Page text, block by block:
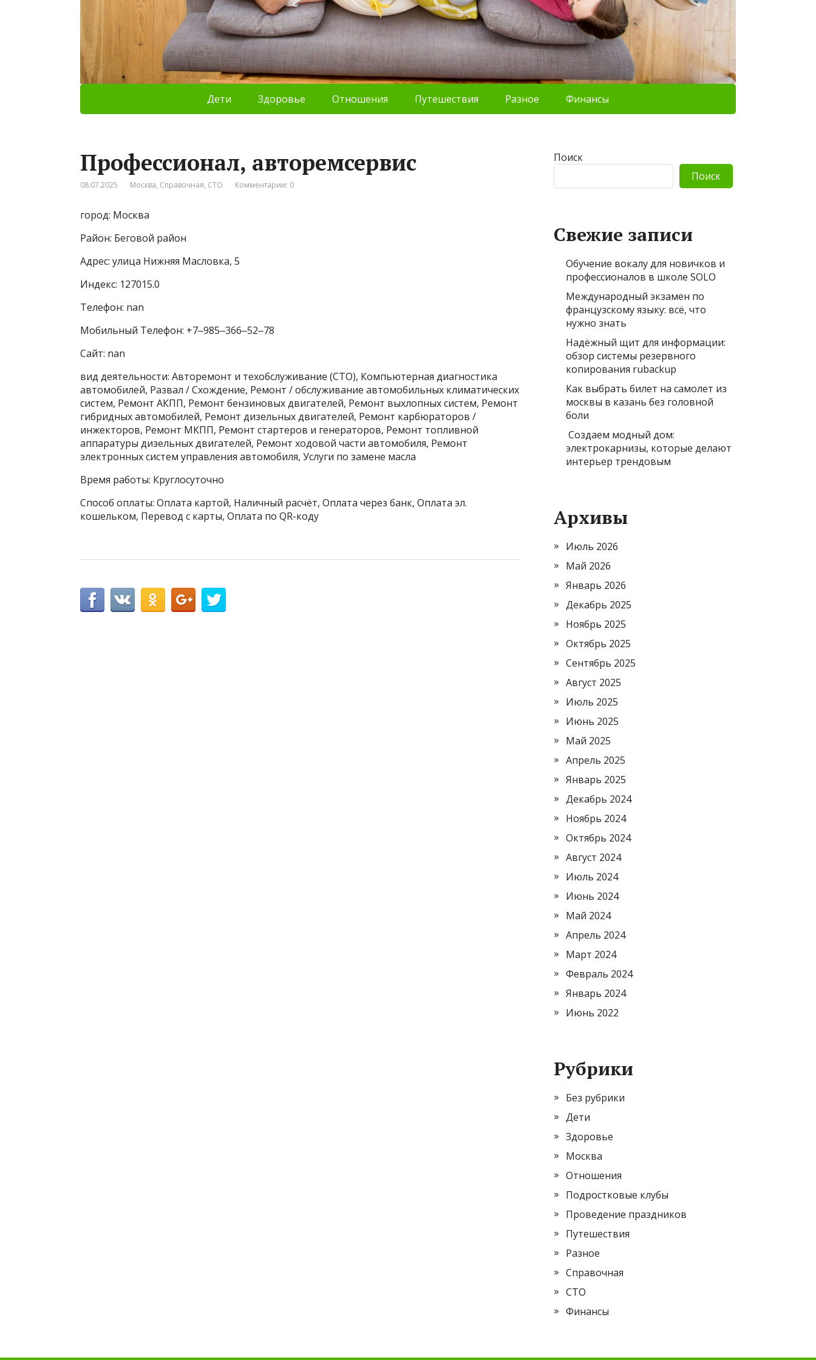
Дети Здоровье Отношения Путешествия Разное Финансы
Профессионал, авторемсервис
08.07.2025 Москва, Справочная, СТО Комментарии: 0
город: Москва
Район: Беговой район
Адрес: улица Нижняя Масловка, 5
Индекс: 127015.0
Телефон: nan
Мобильный Телефон: +7‒985‒366‒52‒78
Сайт: nan
вид деятельности: Авторемонт и техобслуживание (СТО), Компьютерная диагностика
автомобилей, Развал / Схождение, Ремонт / обслуживание автомобильных климатических
систем, Ремонт АКПП, Ремонт бензиновых двигателей, Ремонт выхлопных систем, Ремонт
гибридных автомобилей, Ремонт дизельных двигателей, Ремонт карбюраторов /
инжекторов, Ремонт МКПП, Ремонт стартеров и генераторов, Ремонт топливной
аппаратуры дизельных двигателей, Ремонт ходовой части автомобиля, Ремонт
электронных систем управления автомобиля, Услуги по замене масла
Время работы: Круглосуточно
Способ оплаты: Оплата картой, Наличный расчёт, Оплата через банк, Оплата эл.
кошельком, Перевод с карты, Оплата по QR-коду
Поиск
Поиск
Свежие записи
Обучение вокалу для новичков и
профессионалов в школе SOLO
Международный экзамен по
французскому языку: всё, что
нужно знать
Надёжный щит для информации:
обзор системы резервного
копирования rubackup
Как выбрать билет на самолет из
москвы в казань без головной
боли
Создаем модный дом:
электрокарнизы, которые делают
интерьер трендовым
Архивы
Июль 2026
Май 2026
Январь 2026
Декабрь 2025
Ноябрь 2025
Октябрь 2025
Сентябрь 2025
Август 2025
Июль 2025
Июнь 2025
Май 2025
Апрель 2025
Январь 2025
Декабрь 2024
Ноябрь 2024
Октябрь 2024
Август 2024
Июль 2024
Июнь 2024
Май 2024
Апрель 2024
Март 2024
Февраль 2024
Январь 2024
Июнь 2022
Рубрики
Без рубрики
Дети
Здоровье
Москва
Отношения
Подростковые клубы
Проведение праздников
Путешествия
Разное
Справочная
СТО
Финансы